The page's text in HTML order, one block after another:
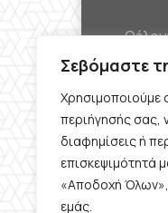
Σεβόμαστε
Χρησιμοποιούμε
περιήγησής σας,
διαφημίσεις ή
επισκεψιμότητά
«Αποδοχή Όλων»,
εμάς.
την